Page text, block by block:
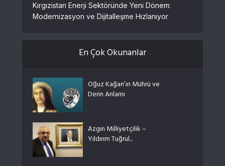
Kırgızistan Enerji Sektöründe Yeni Dönem:
Modernizasyon ve Dijitalleşme Hızlanıyor
En Çok Okunanlar
Oğuz Kağan’ın Mührü ve
Derin Anlamı
Azgın Milliyetçilik –
Yıldırım Tuğrul...